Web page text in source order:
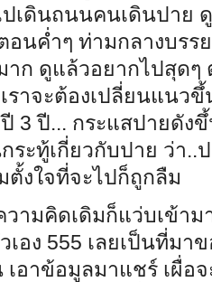
ปเดินถนนคนเดินปาย
อนค่ำๆ ท่ามกลางบรร
าก ดูแล้วอยากไปสุด
เราจะต้องเปลี่ยนแน
3 ปี... กระแสปายดัง
ระทู้เกี่ยวกับปาย ว่า
ตั้งใจที่จะไปก็ถูกลืม
ามคิดเดิมก็แว่บเข้าม
อง 555 เลยเป็นที่มา
เอาข้อมูลมาแชร์ เผื่